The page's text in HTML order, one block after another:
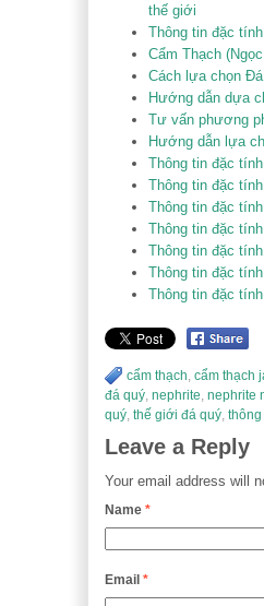
thế giới
Thông tin đặc
Cẩm Thạch
Cách lựa chọn
Hướng dẫn dựa
Tư vấn phương
Hướng dẫn lựa
Thông tin đặc
Thông tin đặc
Thông tin đặc
Thông tin đặc
Thông tin đặc
Thông tin đặc
Thông tin đặc
cẩm thạch, cẩm thạch
đá quý, nephrite, nephrite
quý, thế giới đá quý,
Leave a Reply
Your email address will
Name *
Email *